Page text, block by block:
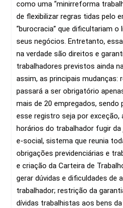
como uma “minirreforma
de flexibilizar regras tidas pelo
“burocracia” que dificultariam
seus negócios. Entretanto,
na verdade são direitos e
trabalhadores previstos ainda
assim, as principais mudanças:
passará a ser obrigatório
mais de 20 empregados, sendo
esse registro seja por exceção,
horários do trabalhador fugir
e-social, sistema que reunia
obrigações previdenciárias e
e criação da Carteira de
gerar dúvidas e dificuldades de
trabalhador; restrição da
dívidas trabalhistas aos bens